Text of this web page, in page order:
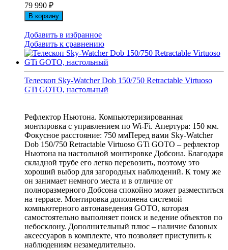
79 990 ₽
В корзину
Добавить в избранное
Добавить к сравнению
Телескоп Sky-Watcher Dob 150/750 Retractable Virtuoso
GTi GOTO, настольный
Рефлектор Ньютона. Компьютеризированная
монтировка с управлением по Wi-Fi. Апертура: 150 мм.
Фокусное расстояние: 750 ммПеред вами Sky-Watcher
Dob 150/750 Retractable Virtuoso GTi GOTO – рефлектор
Ньютона на настольной монтировке Добсона. Благодаря
складной трубе его легко перевозить, поэтому это
хороший выбор для загородных наблюдений. К тому же
он занимает немного места и в отличие от
полноразмерного Добсона спокойно может разместиться
на террасе. Монтировка дополнена системой
компьютерного автонаведения GOTO, которая
самостоятельно выполняет поиск и ведение объектов по
небосклону. Дополнительный плюс – наличие базовых
аксессуаров в комплекте, что позволяет приступить к
наблюдениям незамедлительно.